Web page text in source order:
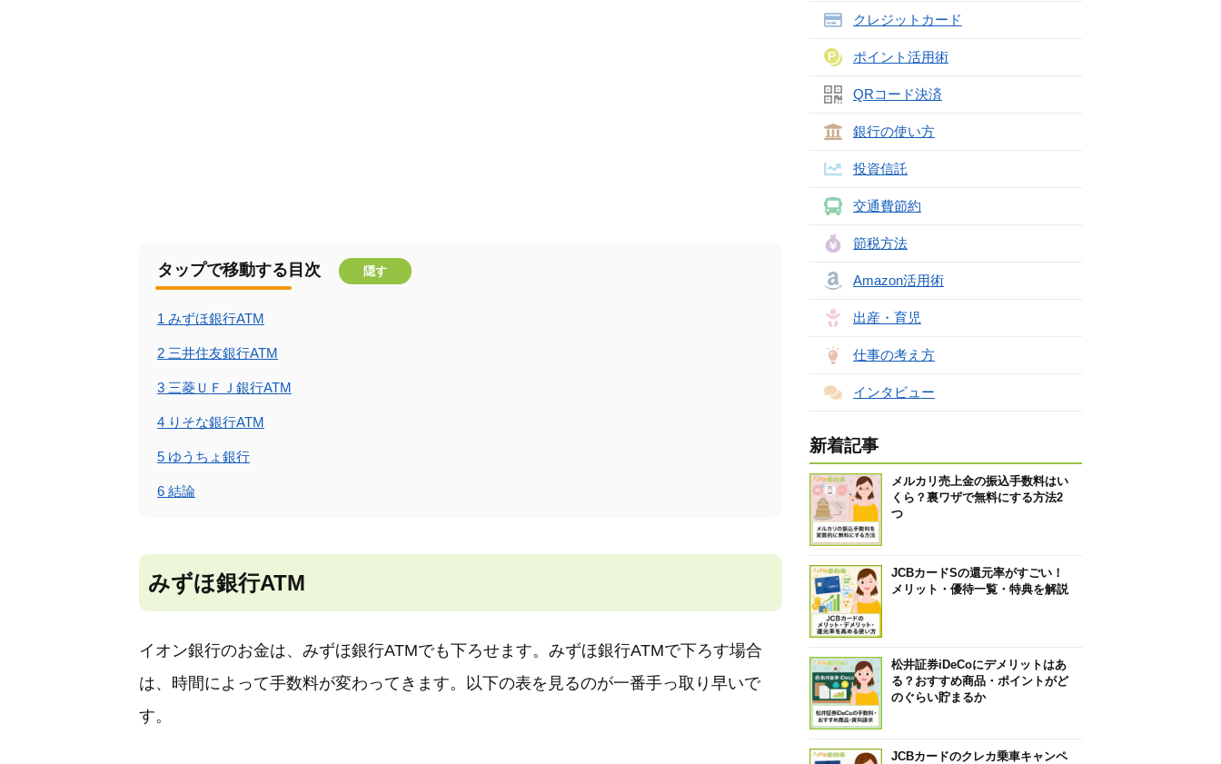
タップで移動する目次 隠す
1 みずほ銀行ATM
2 三井住友銀行ATM
3 三菱ＵＦＪ銀行ATM
4 りそな銀行ATM
5 ゆうちょ銀行
6 結論
みずほ銀行ATM
イオン銀行のお金は、みずほ銀行ATMでも下ろせます。みずほ銀行ATMで下ろす場合
は、時間によって手数料が変わってきます。以下の表を見るのが一番手っ取り早いで
す。
クレジットカード
ポイント活用術
QRコード決済
銀行の使い方
投資信託
交通費節約
節税方法
Amazon活用術
出産・育児
仕事の考え方
インタビュー
新着記事
メルカリ売上金の振込手数料はい
くら？裏ワザで無料にする方法2
つ
JCBカードSの還元率がすごい！
メリット・優待一覧・特典を解説
松井証券iDeCoにデメリットはあ
る？おすすめ商品・ポイントがど
のぐらい貯まるか
JCBカードのクレカ乗車キャンペ